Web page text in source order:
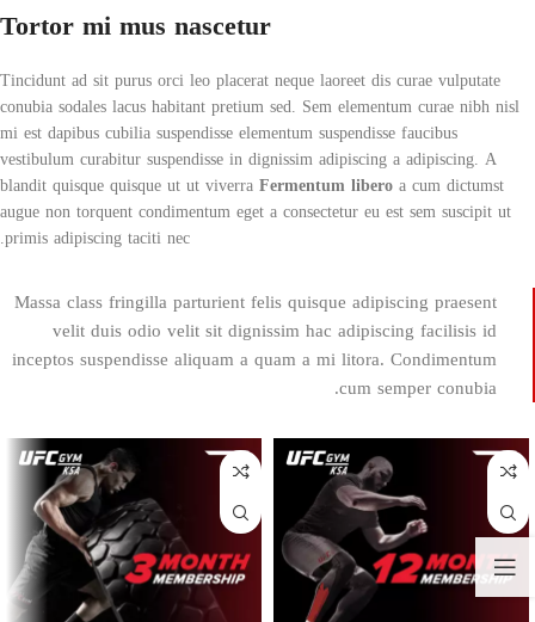
Tortor mi mus nascetur
Tincidunt ad sit purus orci leo placerat neque laoreet dis curae vulputate
conubia sodales lacus habitant pretium sed. Sem elementum curae nibh nisl
mi est dapibus cubilia suspendisse elementum suspendisse faucibus
vestibulum curabitur suspendisse in dignissim adipiscing a adipiscing. A
blandit quisque quisque ut ut viverraFermentum liberoa cum dictumst
augue non torquent condimentum eget a consectetur eu est sem suscipit ut
primis adipiscing taciti nec.
Massa class fringilla parturient felis quisque adipiscing praesent
velit duis odio velit sit dignissim hac adipiscing facilisis id
inceptos suspendisse aliquam a quam a mi litora. Condimentum
cum semper conubia.